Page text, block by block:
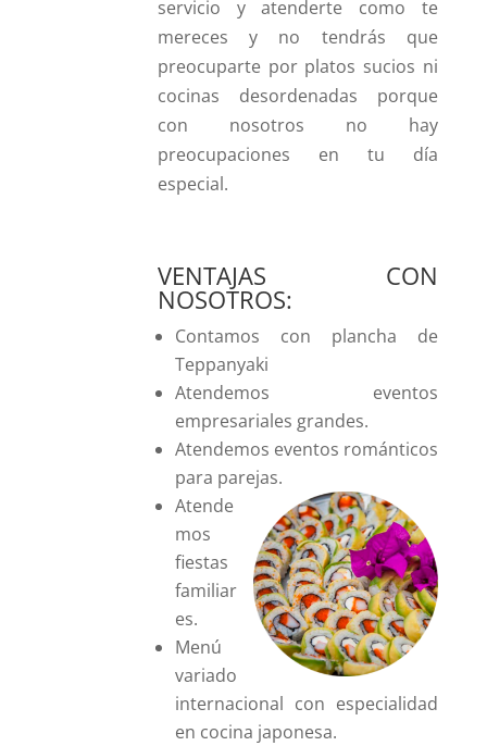
servicio y atenderte como te
mereces y no tendrás que
preocuparte por platos sucios ni
cocinas desordenadas porque
con nosotros no hay
preocupaciones en tu día
especial.
VENTAJAS CON
NOSOTROS:
Contamos con plancha de
Teppanyaki
Atendemos eventos
empresariales grandes.
Atendemos eventos románticos
para parejas.
Atende
mos
fiestas
familiar
es.
Menú
variado
internacional con especialidad
en cocina japonesa.